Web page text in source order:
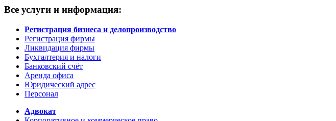
Все услуги и информация:
Регистрация бизнеса и делопроизводство
Регистрация фирмы
Ликвидация фирмы
Бухгалтерия и налоги
Банковский счёт
Аренда офиса
Юридический адрес
Персонал
Адвокат